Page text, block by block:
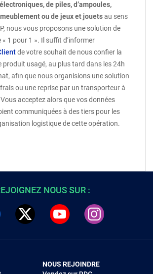
de piles, d’ampoules,
ou de jeux et jouetsau sens
nous vous proposons une solution de
1 pour 1 ». Il suffit d’informer
de votre souhait de nous confier la
produit usagé, au plus tard dans les 24h
afin que nous organisions une solution
ou une reprise par un transporteur à
acceptez alors que vos données
communiquées à des tiers pour les
logistique de cette opération.
NOUS SUR :
NOUS REJOINDRE